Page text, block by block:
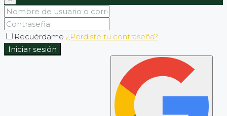
Recuérdame ¿Perdiste tu contraseña?
Iniciar sesión